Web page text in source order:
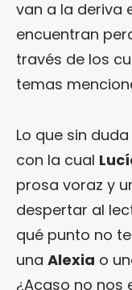
van a la deriva
encuentran
través de los
temas
Lo que sin
con la cual
prosa voraz y
despertar al
qué punto no
una Alexia o
¿Acaso no nos